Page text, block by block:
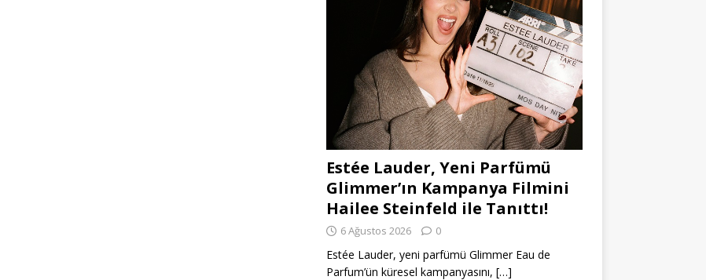
Estée Lauder, Yeni Parfümü
Glimmer’ın Kampanya Filmini
Hailee Steinfeld ile Tanıttı!
6 Ağustos 2026 0
Estée Lauder, yeni parfümü Glimmer Eau de
Parfum’ün küresel kampanyasını, […]